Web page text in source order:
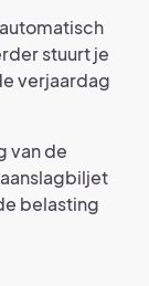
stuurt je
verjaardag
van de
belasting